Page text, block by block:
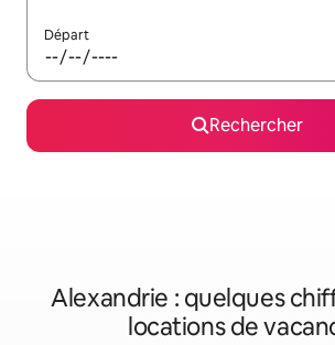
Départ
Rechercher
Alexandrie : quelques
locations de